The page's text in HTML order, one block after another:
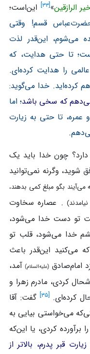
الرازقین»
[۳۳] این‌است؛
قسم! وقتی
می‌شوم، این‌قدر لذت
تا حتی هدایت، که
را هدایت کرده‌ای.
کرده‌اید. خدا می‌گوید:
می‌دهم که سخی باشد؛ اما
عمره، تا حتی به زیارت
چون خدا باید یک
شوید، وگرنه نمی‌توانید
می‌آیند بگو مبلغ کمی بدهند،
. عصاره سخاوت
تو دست خدا می‌شود،
خدا می‌شود، قلب تو
می‌کنید این‌قدر باعث
امام‌صادق (علیه‌السلام) آمد،
کردی، مادرم زهرا و
کرده‌ای. [۳۵] گفت: آقا
می‌خواستی بیایی به
کردی، یا این‌که
قبر پدرم، بالاتر از